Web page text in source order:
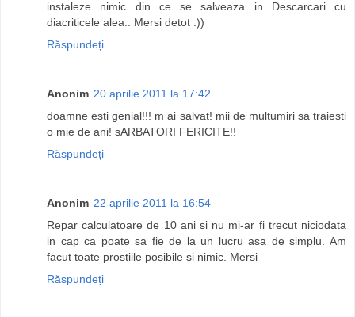
instaleze nimic din ce se salveaza in Descarcari cu
diacriticele alea.. Mersi detot :))
Răspundeți
Anonim 20 aprilie 2011 la 17:42
doamne esti genial!!! m ai salvat! mii de multumiri sa traiesti
o mie de ani! sARBATORI FERICITE!!
Răspundeți
Anonim 22 aprilie 2011 la 16:54
Repar calculatoare de 10 ani si nu mi-ar fi trecut niciodata
in cap ca poate sa fie de la un lucru asa de simplu. Am
facut toate prostiile posibile si nimic. Mersi
Răspundeți